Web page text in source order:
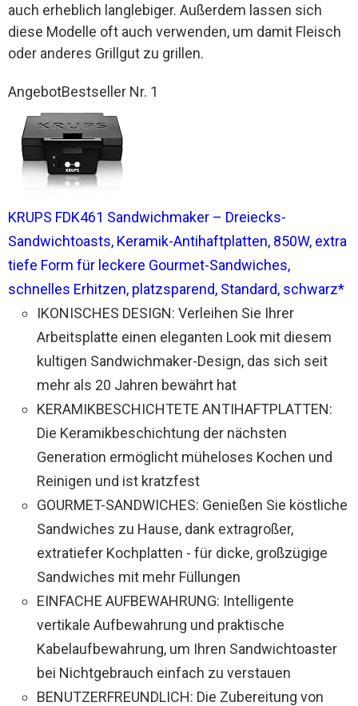
auch erheblich langlebiger. Außerdem lassen sich
diese Modelle oft auch verwenden, um damit Fleisch
oder anderes Grillgut zu grillen.
AngebotBestseller Nr. 1
KRUPS FDK461 Sandwichmaker – Dreiecks-
Sandwichtoasts, Keramik-Antihaftplatten, 850W, extra
tiefe Form für leckere Gourmet-Sandwiches,
schnelles Erhitzen, platzsparend, Standard, schwarz*
IKONISCHES DESIGN: Verleihen Sie Ihrer
Arbeitsplatte einen eleganten Look mit diesem
kultigen Sandwichmaker-Design, das sich seit
mehr als 20 Jahren bewährt hat
KERAMIKBESCHICHTETE ANTIHAFTPLATTEN:
Die Keramikbeschichtung der nächsten
Generation ermöglicht müheloses Kochen und
Reinigen und ist kratzfest
GOURMET-SANDWICHES: Genießen Sie köstliche
Sandwiches zu Hause, dank extragroßer,
extratiefer Kochplatten - für dicke, großzügige
Sandwiches mit mehr Füllungen
EINFACHE AUFBEWAHRUNG: Intelligente
vertikale Aufbewahrung und praktische
Kabelaufbewahrung, um Ihren Sandwichtoaster
bei Nichtgebrauch einfach zu verstauen
BENUTZERFREUNDLICH: Die Zubereitung von